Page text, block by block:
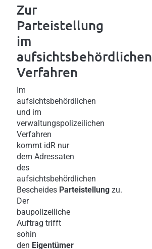
Zur
Parteistellung
im
aufsichtsbehördlichen
Verfahren
Im
aufsichtsbehördlichen
und im
verwaltungspolizeilichen
Verfahren
kommt idR nur
dem Adressaten
des
aufsichtsbehördlichen
Bescheides Parteistellung zu.
Der
baupolizeiliche
Auftrag trifft
sohin
den Eigentümer